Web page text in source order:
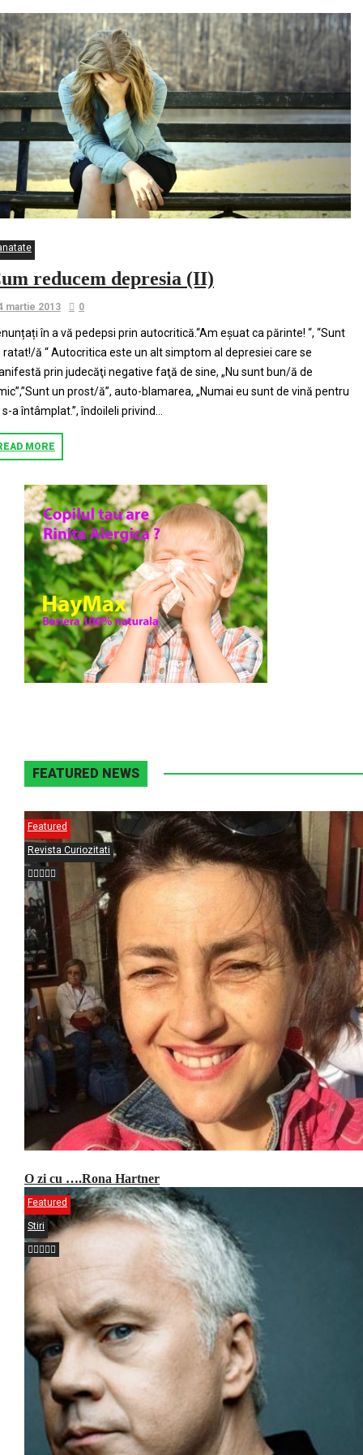
reducem depresia (II)
martie 2013 0
în a vă pedepsi prin autocritică.“Am eşuat ca părinte! “, “Sunt
ratat!/ă “ Autocritica este un alt simptom al depresiei care se
prin judecăţi negative faţă de sine, „Nu sunt bun/ă de
un prost/ă”, auto-blamarea, „Numai eu sunt de vină pentru
a întâmplat.”, îndoileli privind...
MORE
FEATURED NEWS
Featured
Revista Curiozitati
O zi cu ….Rona Hartner
Featured
Stiri